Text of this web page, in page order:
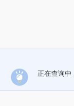
正在查询中